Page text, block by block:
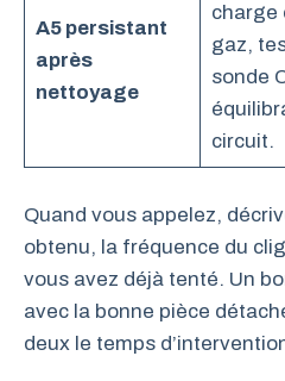
A5 persistant
après
nettoyage
charge
gaz,
sonde
circuit.
Quand vous appelez,
obtenu, la fréquence du
vous avez déjà tenté. Un
avec la bonne pièce
deux le temps